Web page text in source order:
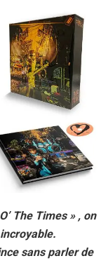
The Times » , on
sans parler de